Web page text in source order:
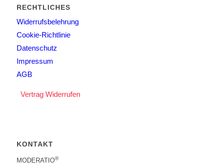
RECHTLICHES
Widerrufsbelehrung
Cookie-Richtlinie
Datenschutz
Impressum
AGB
Vertrag Widerrufen
KONTAKT
MODERATIO®